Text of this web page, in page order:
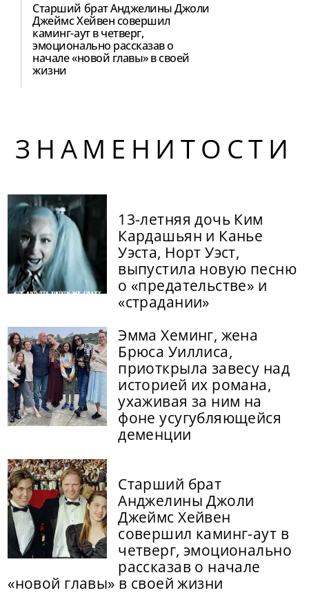
Старший брат Анджелины Джоли
Джеймс Хейвен совершил
каминг-аут в четверг,
эмоционально рассказав о
начале «новой главы» в своей
жизни
ЗНАМЕНИТОСТИ
13-летняя дочь Ким
Кардашьян и Канье
Уэста, Норт Уэст,
выпустила новую песню
о «предательстве» и
«страдании»
Эмма Хеминг, жена
Брюса Уиллиса,
приоткрыла завесу над
историей их романа,
ухаживая за ним на
фоне усугубляющейся
деменции
Старший брат
Анджелины Джоли
Джеймс Хейвен
совершил каминг-аут в
четверг, эмоционально
рассказав о начале
«новой главы» в своей жизни